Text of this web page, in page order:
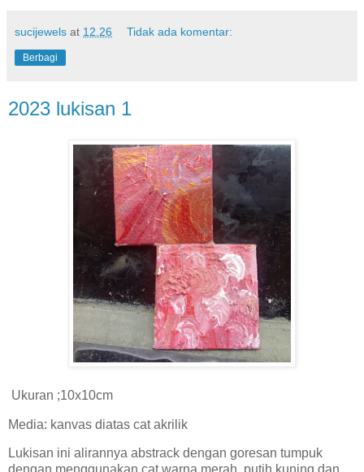
sucijewels at 12.26 Tidak ada komentar:
Berbagi
2023 lukisan 1
Ukuran ;10x10cm
Media: kanvas diatas cat akrilik
Lukisan ini alirannya abstrack dengan goresan tumpuk